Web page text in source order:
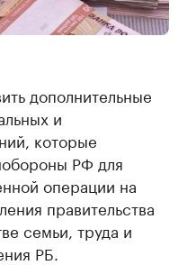
дополнительные
и
которые
РФ для
операции на
правительства
семьи, труда и
РБ.